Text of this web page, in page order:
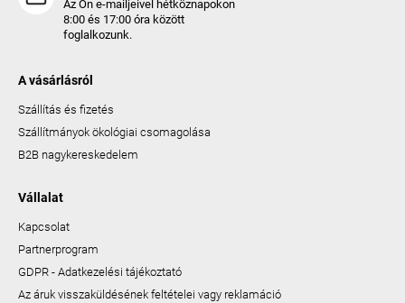
Az Ön e-mailjeivel hétköznapokon
8:00 és 17:00 óra között
foglalkozunk.
A vásárlásról
Szállítás és fizetés
Szállítmányok ökológiai csomagolása
B2B nagykereskedelem
Vállalat
Kapcsolat
Partnerprogram
GDPR - Adatkezelési tájékoztató
Az áruk visszaküldésének feltételei vagy reklamáció